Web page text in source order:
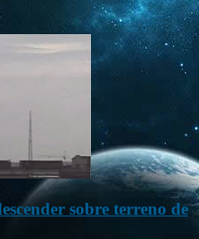
sobre terreno de